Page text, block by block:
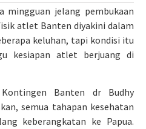
mingguan jelang pembukaan
atlet Banten diyakini dalam
keluhan, tapi kondisi itu
kesiapan atlet berjuang di
Banten dr Budhy
semua tahapan kesehatan
keberangkatan ke Papua.